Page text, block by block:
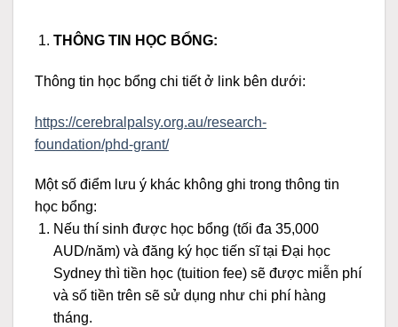
THÔNG TIN HỌC BỔNG:
Thông tin học bổng chi tiết ở link bên dưới:
https://cerebralpalsy.org.au/research-
foundation/phd-grant/
Một số điểm lưu ý khác không ghi trong thông tin
học bổng:
Nếu thí sinh được học bổng (tối đa 35,000
AUD/năm) và đăng ký học tiến sĩ tại Đại học
Sydney thì tiền học (tuition fee) sẽ được miễn phí
và số tiền trên sẽ sử dụng như chi phí hàng
tháng.